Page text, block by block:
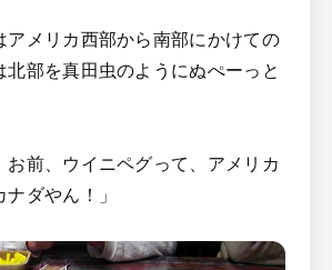
アメリカ西部から南部にかけての
北部を真田虫のようにぬぺーっと
お前、ウイニペグって、アメリカ
ダやん！」